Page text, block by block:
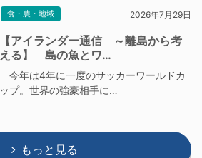
食・農・地域 2026年7月29日
【アイランダー通信 ～離島から考
える】 島の魚とワ…
今年は4年に一度のサッカーワールドカ
ップ。世界の強豪相手に…
もっと見る